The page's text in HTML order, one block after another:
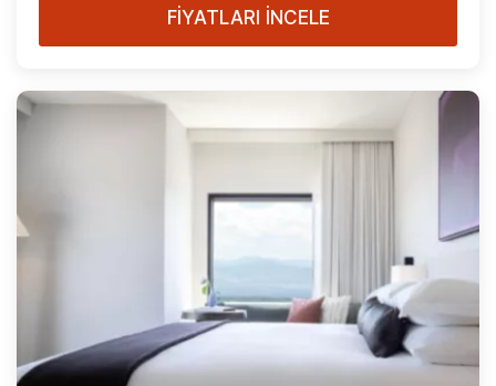
FİYATLARI İNCELE